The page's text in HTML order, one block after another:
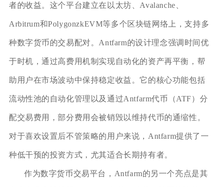
者的收益。这个平台建立在以太坊、Avalanche、
Arbitrum和PolygonzkEVM等多个区块链网络上，支持多
种数字货币的交易配对。Antfarm的设计理念强调时间优
于时机，通过高费用机制实现自动化的资产再平衡，帮
助用户在市场波动中保持稳定收益。它的核心功能包括
流动性池的自动化管理以及通过Antfarm代币（ATF）分
配交易费用，部分费用会被销毁以维持代币的通缩性。
对于喜欢设置后不管策略的用户来说，Antfarm提供了一
种低干预的投资方式，尤其适合长期持有者。
作为数字货币交易平台，Antfarm的另一个亮点是其